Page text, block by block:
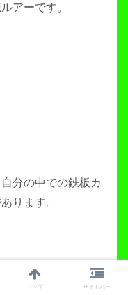
アーです。
分の中での鉄板カ
ります。
トップ サイドバー